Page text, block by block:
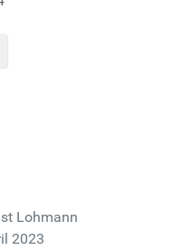
Lohmann
2023